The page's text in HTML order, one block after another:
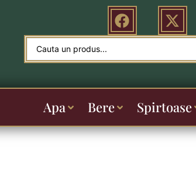
Apa Bere Spirtoase